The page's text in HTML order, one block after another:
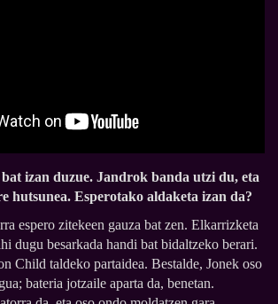
izan duzue. Jandrok banda utzi du, eta
hutsunea. Esperotako aldaketa izan da?
espero zitekeen gauza bat zen. Elkarrizketa
dugu besarkada handi bat bidaltzeko berari.
Child taldeko partaidea. Bestalde, Jonek oso
bateria jotzaile aparta da, benetan.